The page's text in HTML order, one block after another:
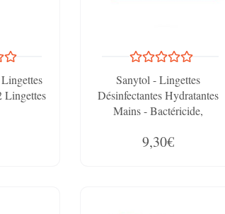
Lingettes
Sanytol - Lingettes
Désinfectantes Hydratantes
Mains - Bactéricide,
Rinçage - Parfum Thé Vert -
9,30€